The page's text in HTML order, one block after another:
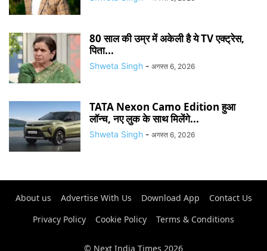
80 साल की उम्र में अकेली है ये TV एक्ट्रेस,
पिता...
Shweta Singh - अगस्त 6, 2026
TATA Nexon Camo Edition हुआ
लॉन्च, नए लुक के साथ मिलेंगे...
Shweta Singh - अगस्त 6, 2026
About us Advertise With Us Download App
Contact Us
Privacy Policy
Cookie Policy Terms & Conditions
© Next India Times 2026